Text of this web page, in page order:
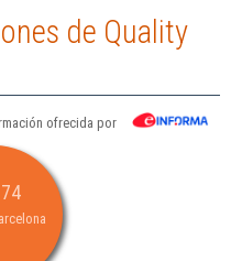
de Quality
ofrecida por